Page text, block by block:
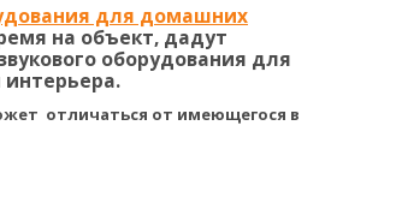
для домашних
на объект, дадут
оборудования для
отличаться от имеющегося в